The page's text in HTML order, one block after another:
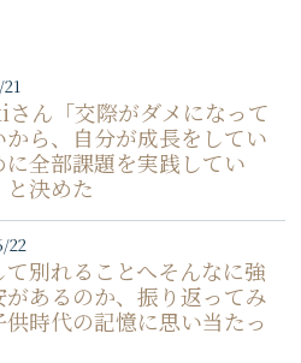
ん「交際がダメになって
から、自分が成長をしてい
に全部課題を実践してい
と決めた
22
別れることへそんなに強
があるのか、振り返ってみ
供時代の記憶に思い当たっ